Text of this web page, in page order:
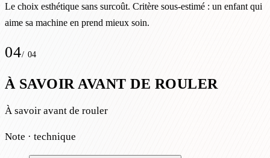
Le choix esthétique sans surcoût. Critère sous-estimé : un enfant qui
aime sa machine en prend mieux soin.
04/ 04
À SAVOIR AVANT DE ROULER
À savoir avant de rouler
Note · technique